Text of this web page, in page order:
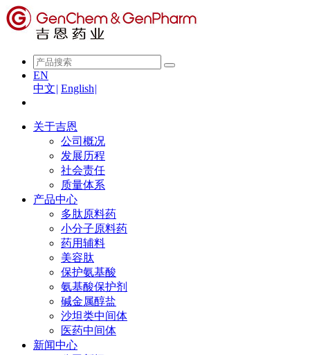
EN
中文| English|
关于吉恩
公司概况
发展历程
社会责任
质量体系
产品中心
多肽原料药
小分子原料药
药用辅料
美容肽
保护氨基酸
氨基酸保护剂
碱金属醇盐
沙坦类中间体
医药中间体
新闻中心